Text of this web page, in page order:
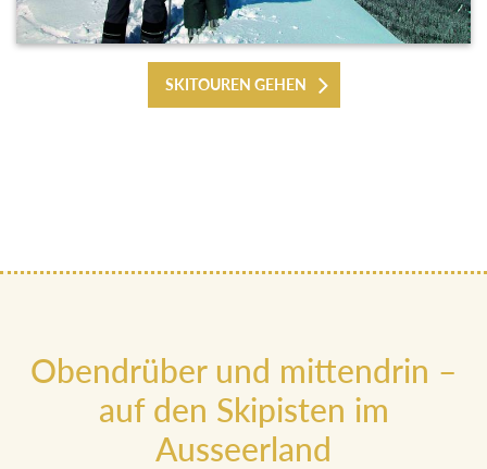
SKITOUREN GEHEN
Obendrüber und mittendrin –
auf den Skipisten im
Ausseerland